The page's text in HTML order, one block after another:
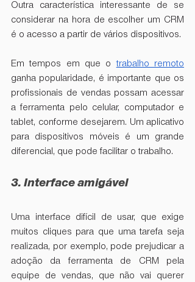
Outra característica interessante de se
considerar na hora de escolher um CRM
é o acesso a partir de vários dispositivos.
Em tempos em que o trabalho remoto
ganha popularidade, é importante que os
profissionais de vendas possam acessar
a ferramenta pelo celular, computador e
tablet, conforme desejarem. Um aplicativo
para dispositivos móveis é um grande
diferencial, que pode facilitar o trabalho.
3. Interface amigável
Uma interface difícil de usar, que exige
muitos cliques para que uma tarefa seja
realizada, por exemplo, pode prejudicar a
adoção da ferramenta de CRM pela
equipe de vendas, que não vai querer